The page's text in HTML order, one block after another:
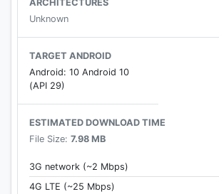
Wetterzustand⛅️
✅ Passendes Wettersymbol
✅ Aktuelle Temperatur
✅ Nacht-Temperatur
✅ Luftdruck in hPA
✅ Temperaturverlauf mit
Niederschlagsmenge als Diagramm
ARCHITECTURES
Unknown
TARGET ANDROID
Android: 10 Android 10
(API 29)
ESTIMATED DOWNLOAD TIME
File Size: 7.98 MB
3G network (~2 Mbps)
4G LTE (~25 Mbps)